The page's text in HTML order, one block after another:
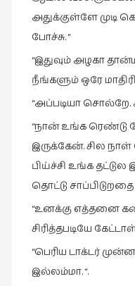
புத்தகக்
காட்சி
தினங்கள்
புனைவுக்குறிப்புகள்
பெயரற்ற
மேகம்
மூத்தோர்
பாடல்
மொழி
அதுக்குள்ளே முடி
போச்சு. “
“இதுவும் அழகா
நீங்களும் ஒரே மாதிரி
“அப்படியா
“நான் உங்க ரெண்டு
இருக்கேன். சில
பிய்ச்சி உங்க தட்டுல
தொட்டு
“உனக்கு எத்தனை
சிரித்தபடியே
“பெரிய டாக்டர்
இல்லம்மா. “.